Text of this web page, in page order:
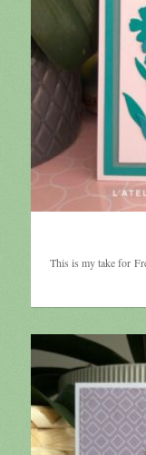
This is my take for